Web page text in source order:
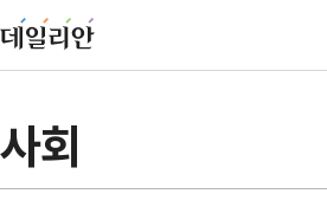
사회